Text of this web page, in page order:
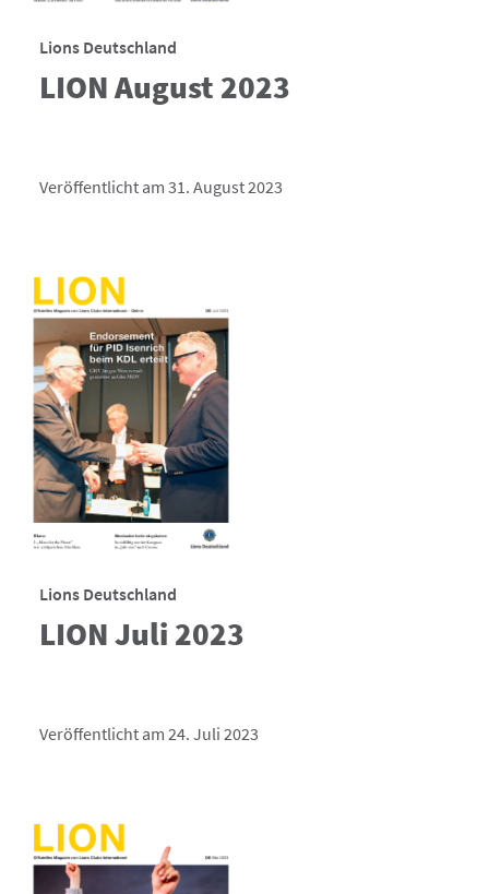
Lions Deutschland
LION August 2023
Veröffentlicht am 31. August 2023
Lions Deutschland
LION Juli 2023
Veröffentlicht am 24. Juli 2023